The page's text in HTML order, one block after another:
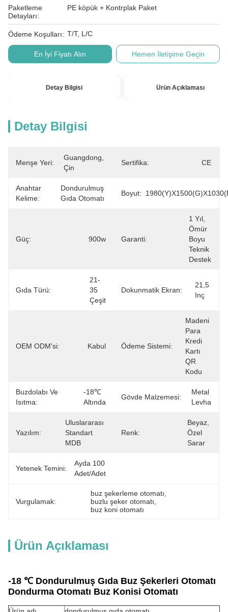
Paketleme
Detayları:
PE köpük + Kontrplak Paket
Ödeme Koşulları: T/T, L/C
En İyi Fiyatı Alın Hemen İletişime Geçin
Detay Bilgisi Ürün Açıklaması
Detay Bilgisi
Menşe Yeri:
Guangdong,
Çin
Sertifika: CE
Anahtar
Kelime:
Dondurulmuş
Gıda Otomatı
Boyut:
Güç: 900w Garanti:
1 Yıl,
Ömür
Boyu
Teknik
Destek
Gıda Türü:
21-
35
Çeşit
Dokunmatik Ekran:
21,5
Inç
OEM ODM'si: Kabul Ödeme Sistemi:
Madeni
Para
Kredi
Kartı
QR
Kodu
Buzdolabı Ve
Isıtma:
-18℃
Altında
Gövde Malzemesi:
Metal
Levha
Yazılım:
Uluslararası
Standart
MDB
Renk:
Beyaz,
Özel
Sarar
Yetenek Temini:
Ayda 100
Adet/Adet
Vurgulamak:
buz şekerleme otomatı
buzlu şeker otomatı
buz koni otomatı
Ürün Açıklaması
-18 ℃ Dondurulmuş Gıda Buz Şekerleri Otomatı
Dondurma Otomatı Buz Konisi Otomatı